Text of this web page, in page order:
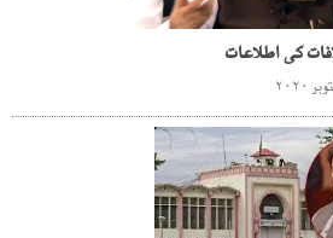
کی اطلاعات